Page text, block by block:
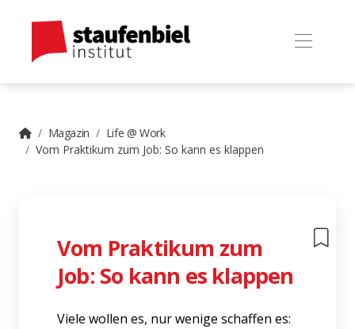
Magazin
Life @ Work
Vom Praktikum zum Job: So kann es klappen
Vom Praktikum zum
Job: So kann es klappen
Viele wollen es, nur wenige schaffen es: